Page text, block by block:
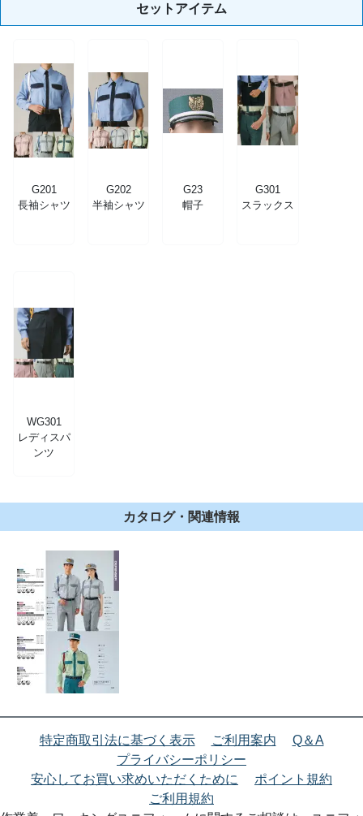
セットアイテム
G201
長袖シャツ
G202
半袖シャツ
G23
帽子
G301
スラックス
WG301
レディスパ
ンツ
カタログ・関連情報
特定商取引法に基づく表示 ご利用案内
Q＆A
プライバシーポリシー
安心してお買い求めいただくために
ポイント規約
ご利用規約